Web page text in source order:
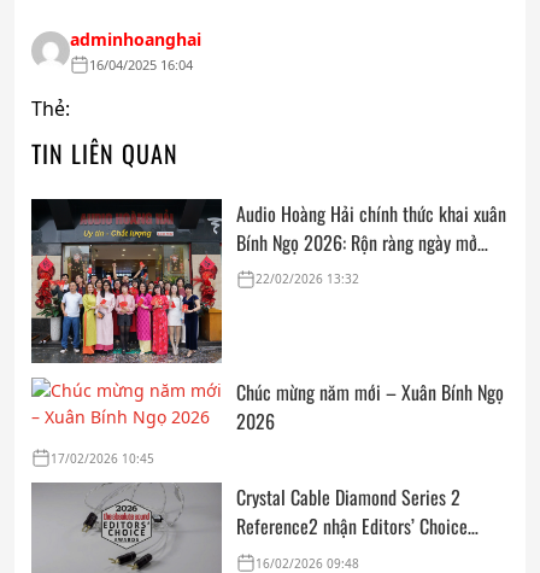
adminhoanghai
16/04/2025 16:04
Thẻ:
TIN LIÊN QUAN
Audio Hoàng Hải chính thức khai xuân
Bính Ngọ 2026: Rộn ràng ngày mở
cửa, trọn vẹn lời chúc đầu năm
22/02/2026 13:32
Chúc mừng năm mới – Xuân Bính Ngọ
2026
17/02/2026 10:45
Crystal Cable Diamond Series 2
Reference2 nhận Editors’ Choice
Award: Dedicated Audio 2026 từ The
16/02/2026 09:48